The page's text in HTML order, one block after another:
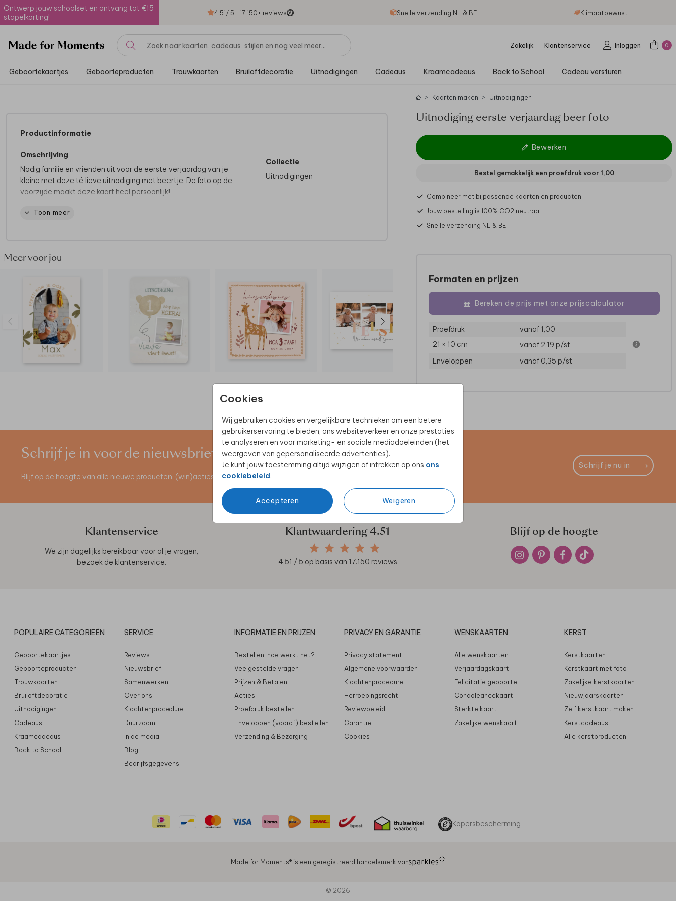
Ontwerp jouw schoolset en ontvang tot €15
stapelkorting!
4.51/ 5 -17.150+ reviews Snelle verzending NL & BE Klimaatbewust
Zakelijk Klantenservice Inloggen 0
Geboortekaartjes Geboorteproducten Trouwkaarten Bruiloftdecoratie Uitnodigingen Cadeaus Kraamcadeaus Back to School Cadeau versturen
Cookies
Wij gebruiken cookies en vergelijkbare technieken om een betere
gebruikerservaring te bieden, ons websiteverkeer en onze prestaties
te analyseren en voor marketing- en sociale mediadoeleinden (het
weergeven van gepersonaliseerde advertenties).
Je kunt jouw toestemming altijd wijzigen of intrekken op ons ons
cookiebeleid.
Accepteren Weigeren
Productinformatie
Omschrijving
Nodig familie en vrienden uit voor de eerste verjaardag van je
kleine met deze té lieve uitnodiging met beertje. De foto op de
voorzijde maakt deze kaart heel persoonlijk!
Heb je vragen over dit ontwerp of wil je iets aanpassen wat zelf
Toon meer
Collectie
Uitnodigingen
Meer voor jou
Kaarten maken Uitnodigingen
Uitnodiging eerste verjaardag beer foto
Bewerken
Bestel gemakkelijk een proefdruk voor 1,00
Combineer met bijpassende kaarten en producten
Jouw bestelling is 100% CO2 neutraal
Snelle verzending NL & BE
Formaten en prijzen
Bereken de prijs met onze prijscalculator
Proefdruk
vanaf 1,00
21 × 10 cm
vanaf 2,19 p/st
Enveloppen
vanaf 0,35 p/st
Schrijf je in voor de nieuwsbrief
Blijf op de hoogte van alle nieuwe producten, (win)acties en unieke samenwerkingen!
Schrijf je nu in
Klantenservice
We zijn dagelijks bereikbaar voor al je vragen,
bezoek de klantenservice.
Klantwaardering4.51
4.51 / 5 op basis van 17.150 reviews
Blijf op de hoogte
POPULAIRE CATEGORIEËN
Geboortekaartjes
Geboorteproducten
Trouwkaarten
Bruiloftdecoratie
Uitnodigingen
Cadeaus
Kraamcadeaus
Back to School
SERVICE
Reviews
Nieuwsbrief
Samenwerken
Over ons
Klachtenprocedure
Duurzaam
In de media
Blog
Bedrijfsgegevens
INFORMATIE EN PRIJZEN
Bestellen: hoe werkt het?
Veelgestelde vragen
Prijzen & Betalen
Acties
Proefdruk bestellen
Enveloppen (vooraf) bestellen
Verzending & Bezorging
PRIVACY EN GARANTIE
Privacy statement
Algemene voorwaarden
Klachtenprocedure
Herroepingsrecht
Reviewbeleid
Garantie
Cookies
WENSKAARTEN
Alle wenskaarten
Verjaardagskaart
Felicitatie geboorte
Condoleancekaart
Sterkte kaart
Zakelijke wenskaart
KERST
Kerstkaarten
Kerstkaart met foto
Zakelijke kerstkaarten
Nieuwjaarskaarten
Zelf kerstkaart maken
Kerstcadeaus
Alle kerstproducten
Kopersbescherming
Made for Moments®️ is een geregistreerd handelsmerk van
© 2026